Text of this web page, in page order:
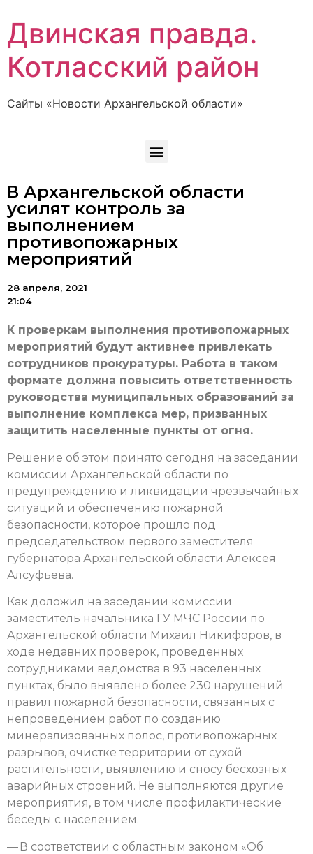
Двинская правда.
Котласский район
Сайты «Новости Архангельской области»
В Архангельской области
усилят контроль за
выполнением
противопожарных
мероприятий
28 апреля, 2021
21:04
К проверкам выполнения противопожарных
мероприятий будут активнее привлекать
сотрудников прокуратуры. Работа в таком
формате должна повысить ответственность
руководства муниципальных образований за
выполнение комплекса мер, призванных
защитить населенные пункты от огня.
Решение об этом принято сегодня на заседании
комиссии Архангельской области по
предупреждению и ликвидации чрезвычайных
ситуаций и обеспечению пожарной
безопасности, которое прошло под
председательством первого заместителя
губернатора Архангельской области Алексея
Алсуфьева.
Как доложил на заседании комиссии
заместитель начальника ГУ МЧС России по
Архангельской области Михаил Никифоров, в
ходе недавних проверок, проведенных
сотрудниками ведомства в 93 населенных
пунктах, было выявлено более 230 нарушений
правил пожарной безопасности, связанных с
непроведением работ по созданию
минерализованных полос, противопожарных
разрывов, очистке территории от сухой
растительности, выявлению и сносу бесхозных
аварийных строений. Не выполняются другие
мероприятия, в том числе профилактические
беседы с населением.
— В соответствии с областным законом «Об